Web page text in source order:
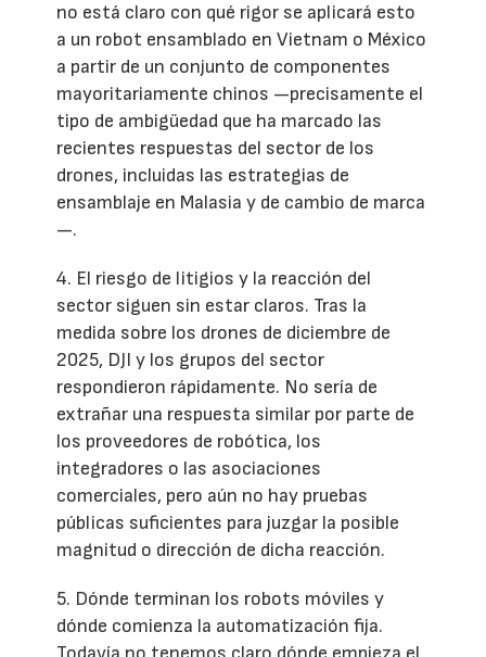
no está claro con qué rigor se aplicará esto
a un robot ensamblado en Vietnam o México
a partir de un conjunto de componentes
mayoritariamente chinos —precisamente el
tipo de ambigüedad que ha marcado las
recientes respuestas del sector de los
drones, incluidas las estrategias de
ensamblaje en Malasia y de cambio de marca
—.
4. El riesgo de litigios y la reacción del
sector siguen sin estar claros. Tras la
medida sobre los drones de diciembre de
2025, DJI y los grupos del sector
respondieron rápidamente. No sería de
extrañar una respuesta similar por parte de
los proveedores de robótica, los
integradores o las asociaciones
comerciales, pero aún no hay pruebas
públicas suficientes para juzgar la posible
magnitud o dirección de dicha reacción.
5. Dónde terminan los robots móviles y
dónde comienza la automatización fija.